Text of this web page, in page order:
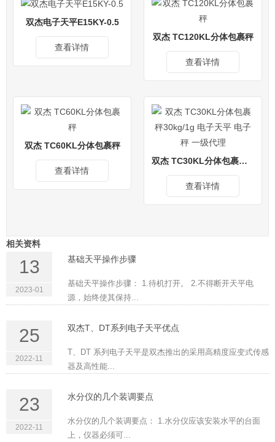
双杰电子天平E15KY-0.5
查看详情
双杰 TC120KL分体包裹秤
查看详情
双杰 TC60KL分体包裹秤
查看详情
双杰 TC30KL分体包裹秤30kg/1g 电子天平 电子秤 一级代理
查看详情
相关资料
13
2023-01
基础天平操作步骤
基础天平操作步骤： 1.待机打开。 2.不得断开天平电
源，始终使其保持...
25
2022-11
双杰T、DT系列电子天平优点
T、DT 系列电子天平是双杰推出的采用高精度应变式传感
器及高性能...
23
2022-11
水分仪的几个装调要点
水分仪的几个装调要点： 1.水分仪应该安装水平的台面
上，仪器必须可...